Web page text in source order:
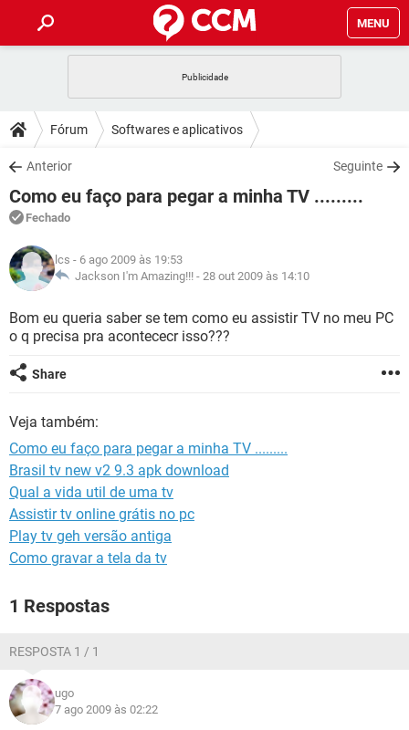
MENU
CELULAR FACEBOOK
OUTLOOK
INSTAGRAM GMAIL
GUIA DE COMPRAS
DICAS
JOGOS WHATSAPP
OUTLOOK
INSTAGRAM
GUIA DE COMPRAS
DOWNLOADS
JOGOS WHATSAPP
CELULAR
OUTLOOK
INSTAGRAM
GUIA DE COMPRAS
FÓRUM
JOGOS
CELULAR FACEBOOK
INSTAGRAM GMAIL
GUIA DE COMPRAS
GLOSSÁRIO
JOGOS
CELULAR FACEBOOK
INSTAGRAM
GUIA DE COMPRAS
Fórum Softwares e aplicativos
Anterior Seguinte
Como eu faço para pegar a minha TV .........
Fechado
lcs - 6 ago 2009 às 19:53
Jackson I'm Amazing!!! - 28 out 2009 às 14:10
Bom eu queria saber se tem como eu assistir TV no meu PC
o q precisa pra acontececr isso???
Share
Veja também:
Como eu faço para pegar a minha TV .........
Brasil tv new v2 9.3 apk download
Qual a vida util de uma tv
Assistir tv online grátis no pc
Play tv geh versão antiga
Como gravar a tela da tv
1 Respostas
RESPOSTA 1 / 1
ugo
7 ago 2009 às 02:22